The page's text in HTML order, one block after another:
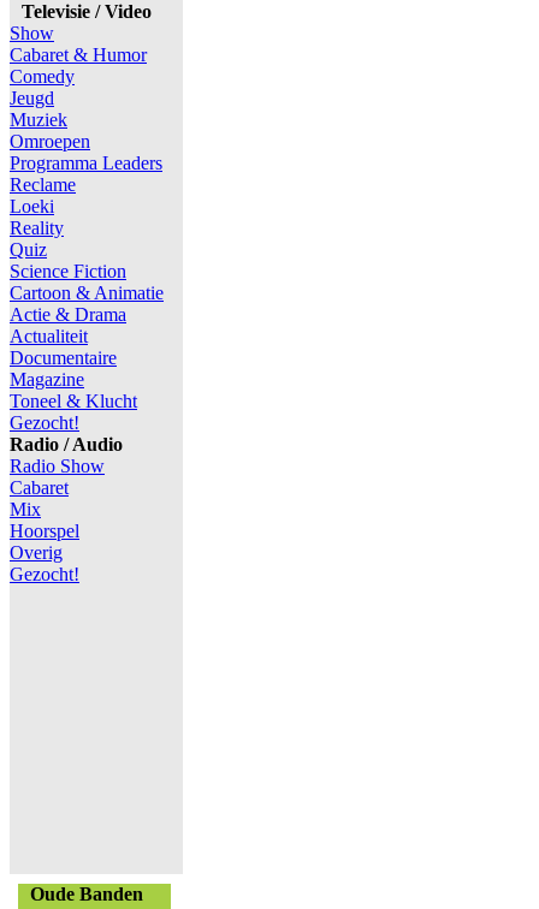
Televisie / Video
Show
Cabaret & Humor
Comedy
Jeugd
Muziek
Omroepen
Programma Leaders
Reclame
Loeki
Reality
Quiz
Science Fiction
Cartoon & Animatie
Actie & Drama
Actualiteit
Documentaire
Magazine
Toneel & Klucht
Gezocht!
Radio / Audio
Radio Show
Cabaret
Mix
Hoorspel
Overig
Gezocht!
Oude Banden